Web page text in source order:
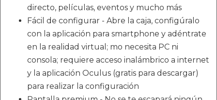
directo, películas, eventos y mucho más
Fácil de configurar - Abre la caja, configúralo
con la aplicación para smartphone y adéntrate
en la realidad virtual; mo necesita PC ni
consola; requiere acceso inalámbrico a internet
y la aplicación Oculus (gratis para descargar)
para realizar la configuración